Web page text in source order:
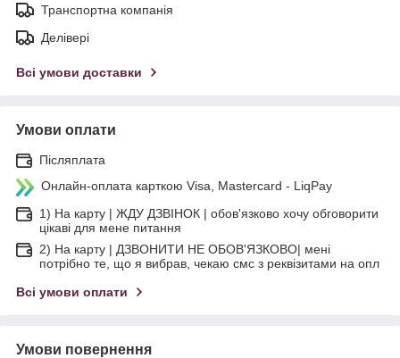
Транспортна компанія
Делівері
Всі умови доставки
Умови оплати
Післяплата
Онлайн-оплата карткою Visa, Mastercard - LiqPay
1) На карту | ЖДУ ДЗВІНОК | обов'язково хочу обговорити
цікаві для мене питання
2) На карту | ДЗВОНИТИ НЕ ОБОВ'ЯЗКОВО| мені
потрібно те, що я вибрав, чекаю смс з реквізитами на опл
Всі умови оплати
Умови повернення